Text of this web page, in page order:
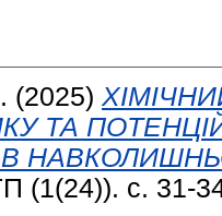
(2025)
ТА
(1(24)). с. 31-